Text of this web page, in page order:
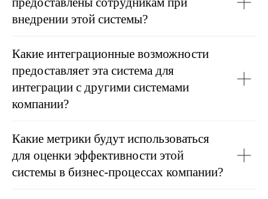
внедрении этой системы?
Какие интеграционные возможности
предоставляет эта система для
интеграции с другими системами
компании?
Какие метрики будут использоваться
для оценки эффективности этой
системы в бизнес-процессах компании?